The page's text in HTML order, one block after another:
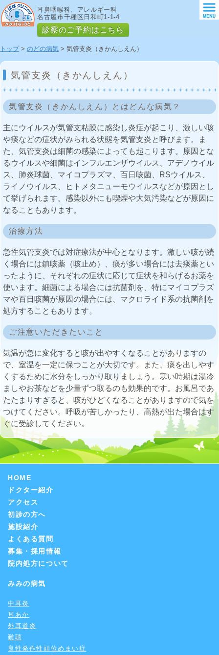
耳鼻咽喉科、アレルギー科
名古屋市千種区日和町1-1-4
診察のご予約はこちら
トップ> のどの病気 > 気管支炎（きかんしえん）
気管支炎（きかんしえん）
気管支炎（きかんしえん）とはどんな病気？
主にウイルスが気管支粘膜に感染し炎症が起こり、激しい咳
や痰などの症状がみられる状態を気管支炎と呼びます。ま
た、気管支炎は細菌の感染によっても起こります。原因とな
るウイルスや細菌はインフルエンザウイルス、アデノウイル
ス、肺炎球菌、マイコプラズマ、百日咳菌、RSウイルス、
ライノウイルス、ヒトメタニューモウイルスなどが原因とし
て挙げられます。感染以外にも喫煙や大気汚染などが原因に
なることもあります。
治療方法
急性気管支炎では対症療法が中心となります。激しい咳が続
く場合には鎮咳薬（咳止め）、痰が多い場合には去痰薬とい
ったように、それぞれの症状に応じて症状を和らげるお薬を
使います。細菌による場合には抗菌剤を、特にマイコプラズ
マや百日咳菌が原因の場合には、マクロライド系の抗菌剤を
処方することもあります。
ご注意いただきたいこと
気温が急に変化すると咳が出やすくなることがありますの
で、室温を一定に保つことが大切です。また、痰を出しやす
くするために水分をしっかり取りましょう。寒い時期は湯冷
ましやお茶などを少量ずつ取るのも効果的です。お風呂であ
たたまりすぎると、咳がひどくなることがありますので気を
つけてください。呼吸が苦しかったり、高熱が出た場合はす
ぐに受診してください。
HOME
ドクター紹介
アクセス
初診の方へ
施設紹介
よくある質問
募集・採用情報
院内処方について
みみの病気
中耳炎
耳あか
外耳道炎
難聴
良性発作性頭位めまい症